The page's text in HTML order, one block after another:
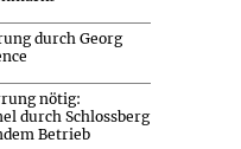
durch Georg
nötig:
durch Schlossberg
Betrieb